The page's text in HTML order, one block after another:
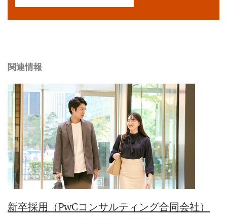
関連情報
新卒採用（PwCコンサルティング合同会社）